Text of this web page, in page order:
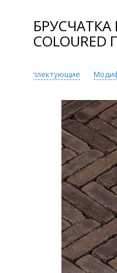
БРУСЧАТКА
Комплектующие